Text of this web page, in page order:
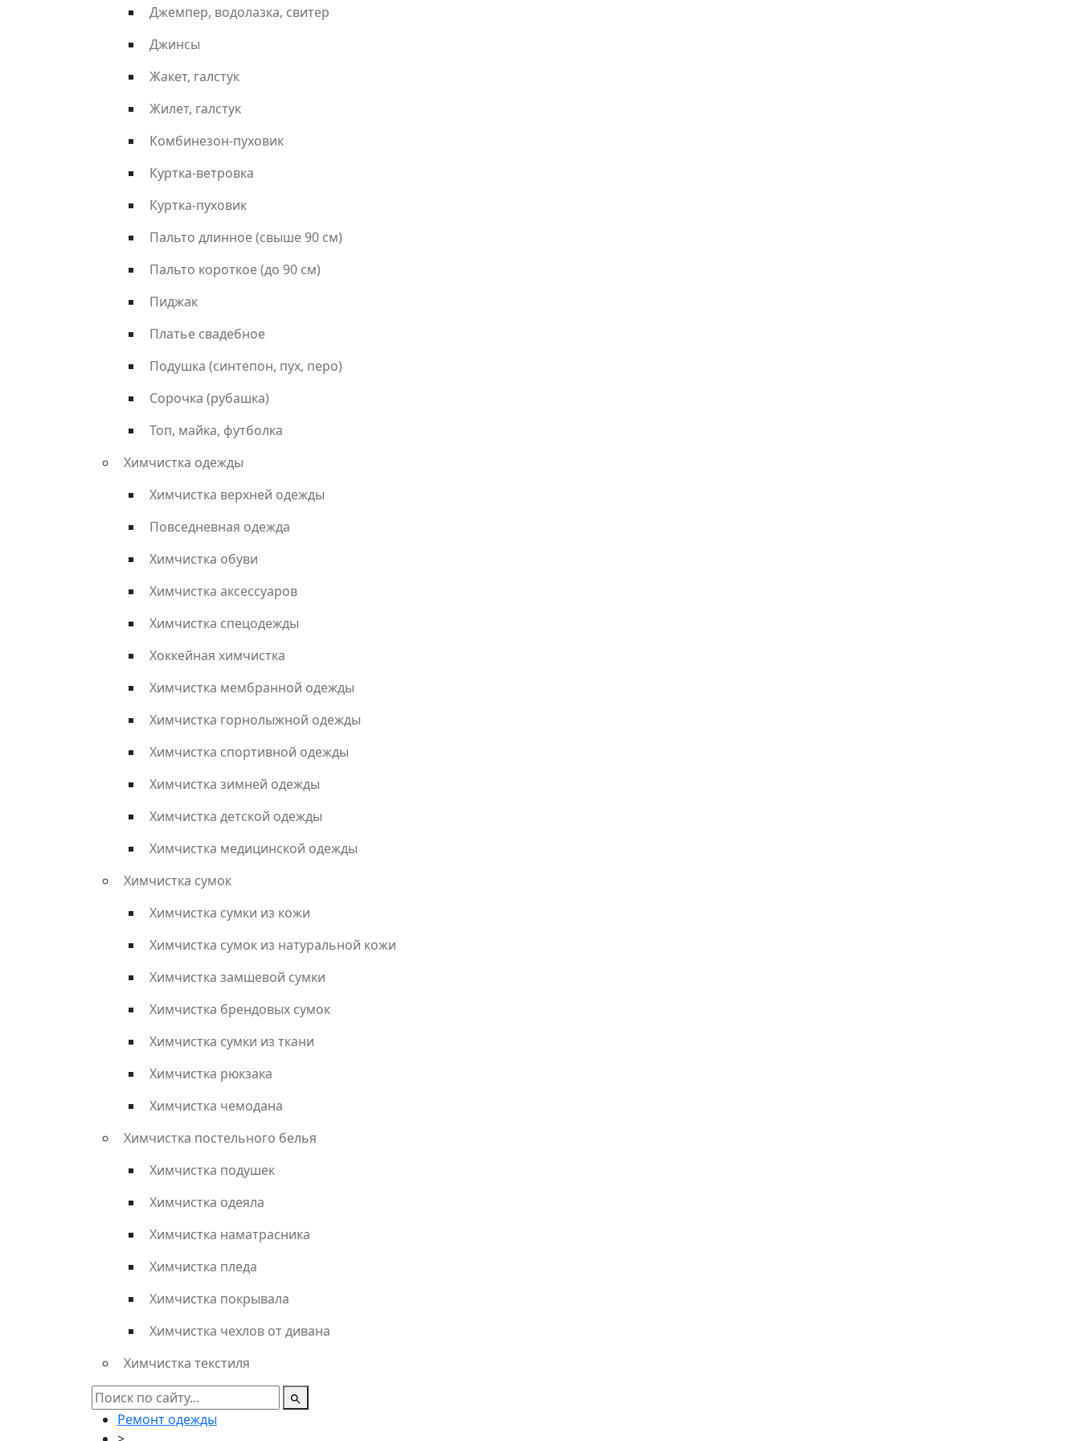
Джемпер, водолазка, свитер
Джинсы
Жакет, галстук
Жилет, галстук
Комбинезон-пуховик
Куртка-ветровка
Куртка-пуховик
Пальто длинное (свыше 90 см)
Пальто короткое (до 90 см)
Пиджак
Платье свадебное
Подушка (синтепон, пух, перо)
Сорочка (рубашка)
Топ, майка, футболка
Химчистка одежды
Химчистка верхней одежды
Повседневная одежда
Химчистка обуви
Химчистка аксессуаров
Химчистка спецодежды
Хоккейная химчистка
Химчистка мембранной одежды
Химчистка горнолыжной одежды
Химчистка спортивной одежды
Химчистка зимней одежды
Химчистка детской одежды
Химчистка медицинской одежды
Химчистка сумок
Химчистка сумки из кожи
Химчистка сумок из натуральной кожи
Химчистка замшевой сумки
Химчистка брендовых сумок
Химчистка сумки из ткани
Химчистка рюкзака
Химчистка чемодана
Химчистка постельного белья
Химчистка подушек
Химчистка одеяла
Химчистка наматрасника
Химчистка пледа
Химчистка покрывала
Химчистка чехлов от дивана
Химчистка текстиля
Ремонт одежды